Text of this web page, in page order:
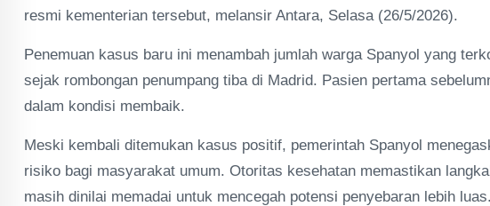
resmi kementerian tersebut, melansir Antara, Selasa (26/5/2026).
Penemuan kasus baru ini menambah jumlah warga Spanyol yang
sejak rombongan penumpang tiba di Madrid. Pasien pertama
dalam kondisi membaik.
Meski kembali ditemukan kasus positif, pemerintah Spanyol
risiko bagi masyarakat umum. Otoritas kesehatan memastikan
masih dinilai memadai untuk mencegah potensi penyebaran lebih luas.